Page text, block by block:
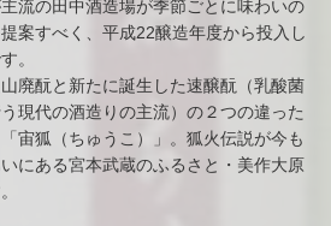
流の田中酒造場が季節ごとに味わいの
案すべく、平成22醸造年度から投入し
。
廃酛と新たに誕生した速醸酛（乳酸菌
現代の酒造りの主流）の２つの違った
宙狐（ちゅうこ）」。狐火伝説が今も
にある宮本武蔵のふるさと・美作大原